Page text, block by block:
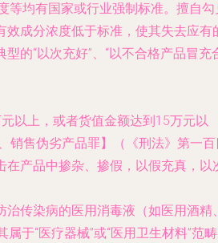
等均有国家或行业强制标准。擅自勾
效成分浓度低于标准，使其失去应有
的“以次充好”、“以不合格产品冒充
以上 ，或者货值金额达到15万元以
销售伪劣产品罪】
（《刑法》第一
在产品中掺杂、掺假，以假充真，以
治传染病的医用消毒液 （如医用酒精
于“医疗器械”或“医用卫生材料”范